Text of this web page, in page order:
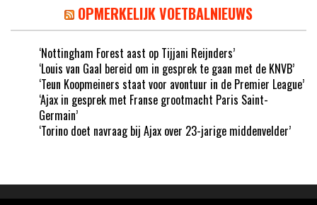
OPMERKELIJK VOETBALNIEUWS
‘Nottingham Forest aast op Tijjani Reijnders’
‘Louis van Gaal bereid om in gesprek te gaan met de KNVB’
‘Teun Koopmeiners staat voor avontuur in de Premier League’
‘Ajax in gesprek met Franse grootmacht Paris Saint-
Germain’
‘Torino doet navraag bij Ajax over 23-jarige middenvelder’